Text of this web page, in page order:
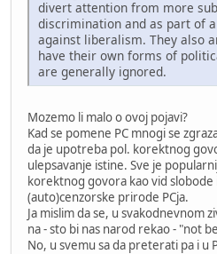
divert attention from more
discrimination and as part of
against liberalism. They also
have their own forms of
are generally ignored.
Mozemo li malo o ovoj pojavi?
Kad se pomene PC mnogi se
da je upotreba pol. korektnog
ulepsavanje istine. Sve je
korektnog govora kao vid
(auto)cenzorske prirode PCja.
Ja mislim da se, u svakodnevnom
na - sto bi nas narod rekao - "not
No, u svemu sa da preterati pa i u